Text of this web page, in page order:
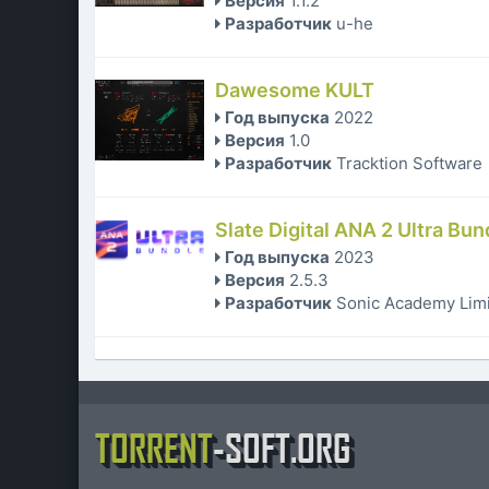
Разработчик u-he
Dawesome KULT
Год выпуска 2022
Версия 1.0
Разработчик Tracktion Software
Slate Digital ANA 2 Ultra
Год выпуска 2023
Версия 2.5.3
Разработчик Sonic Academy
TORRENT-SOFT.ORG